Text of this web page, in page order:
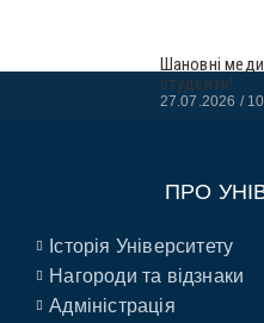
Шановні
студенти!
27.07.2026
ПРО
Історія Університету
Нагороди та відзнаки
Адміністрація